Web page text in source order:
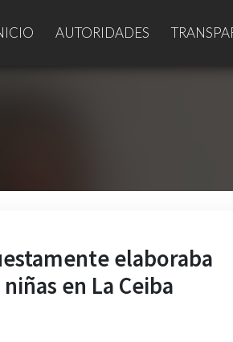
AUTORIDADES
elaboraba
en La Ceiba